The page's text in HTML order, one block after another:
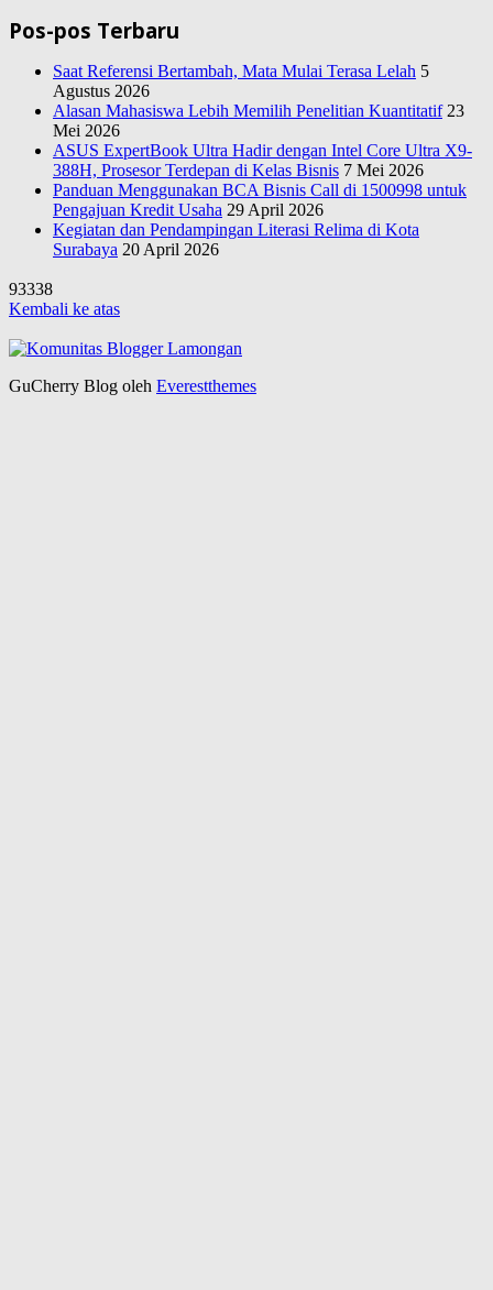
Pos-pos Terbaru
Saat Referensi Bertambah, Mata Mulai Terasa Lelah 5
Agustus 2026
Alasan Mahasiswa Lebih Memilih Penelitian Kuantitatif 23
Mei 2026
ASUS ExpertBook Ultra Hadir dengan Intel Core Ultra X9-
388H, Prosesor Terdepan di Kelas Bisnis 7 Mei 2026
Panduan Menggunakan BCA Bisnis Call di 1500998 untuk
Pengajuan Kredit Usaha 29 April 2026
Kegiatan dan Pendampingan Literasi Relima di Kota
Surabaya 20 April 2026
93338
Kembali ke atas
GuCherry Blog oleh Everestthemes